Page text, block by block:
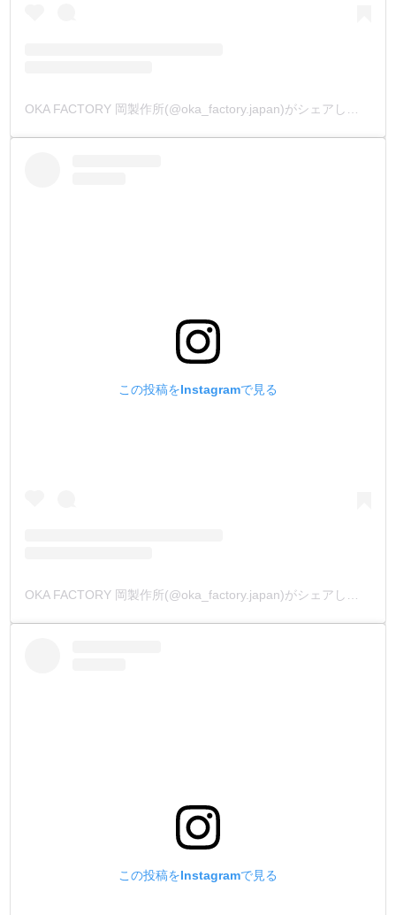
OKA FACTORY 岡製作所(@oka_factory.japan)がシェアした投稿
この投稿をInstagramで見る
OKA FACTORY 岡製作所(@oka_factory.japan)がシェアした投稿
この投稿をInstagramで見る